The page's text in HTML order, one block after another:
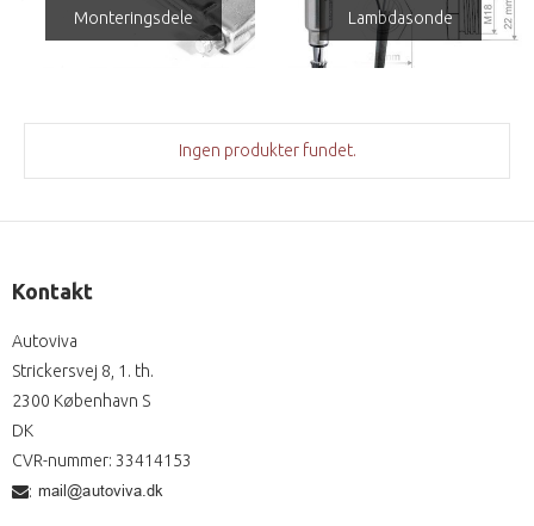
Monteringsdele Lambdasonde
Ingen produkter fundet.
Kontakt
Autoviva
Strickersvej 8, 1. th.
2300 København S
DK
CVR-nummer: 33414153
: